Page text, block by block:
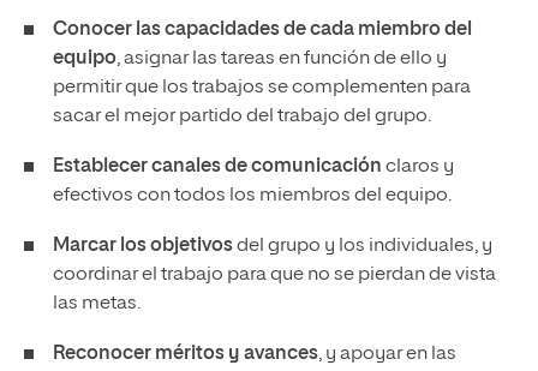
Conocer las capacidades de cada miembro del
equipo, asignar las tareas en función de ello y
permitir que los trabajos se complementen para
sacar el mejor partido del trabajo del grupo.
Establecer canales de comunicación claros y
efectivos con todos los miembros del equipo.
Marcar los objetivosdel grupo y los individuales, y
coordinar el trabajo para que no se pierdan de vista
las metas.
Reconocer méritos y avances, y apoyar en las